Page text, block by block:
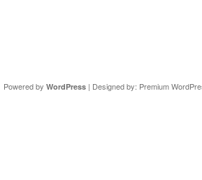
Powered by WordPress| Designed by: Premium